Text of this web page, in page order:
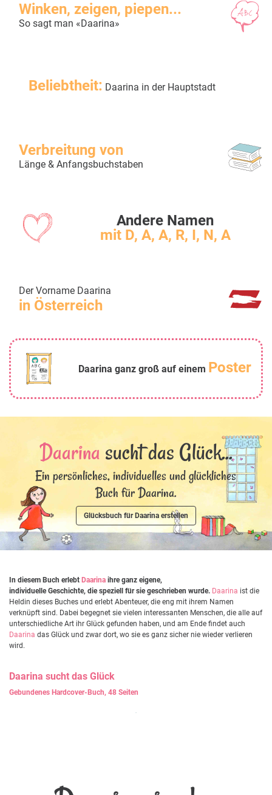
Winken, zeigen, piepen...
So sagt man «Daarina»
Beliebtheit: Daarina in der Hauptstadt
Verbreitung von
Länge & Anfangsbuchstaben
Andere Namen
mit D, A, A, R, I, N, A
Der Vorname Daarina
in Österreich
Daarina ganz groß auf einem Poster
Daarina sucht das Glück...
Ein persönliches, individuelles und glückliches
Buch für Daarina.
Glücksbuch für Daarina erstellen
In diesem Buch erlebt Daarina ihre ganz eigene,
individuelle Geschichte, die speziell für sie geschrieben wurde. Daarina ist die
Heldin dieses Buches und erlebt Abenteuer, die eng mit ihrem Namen
verknüpft sind. Dabei begegnet sie vielen interessanten Menschen, die alle auf
unterschiedliche Art ihr Glück gefunden haben, und am Ende findet auch
Daarina das Glück und zwar dort, wo sie es ganz sicher nie wieder verlieren
wird.
Daarina sucht das Glück
Gebundenes Hardcover-Buch, 48 Seiten